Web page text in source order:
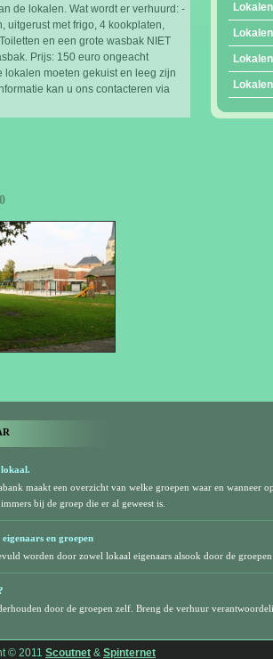
de lokalen. Wat wordt er verhuurd: -
uitgerust met frigo, 4 kookplaten,
en een grote wasbak NIET
Prijs: 150 euro ongeacht
lokalen moeten gekuist en leeg zijn
kan u ons contacteren via
maakt een overzicht van welke groepen waar en wanneer
bij de groep die er al geweest is.
en groepen
worden door zowel lokaal eigenaars alsook door de
door de groepen zelf. Breng de verhuur
© 2011 Scoutnet & Spinternet